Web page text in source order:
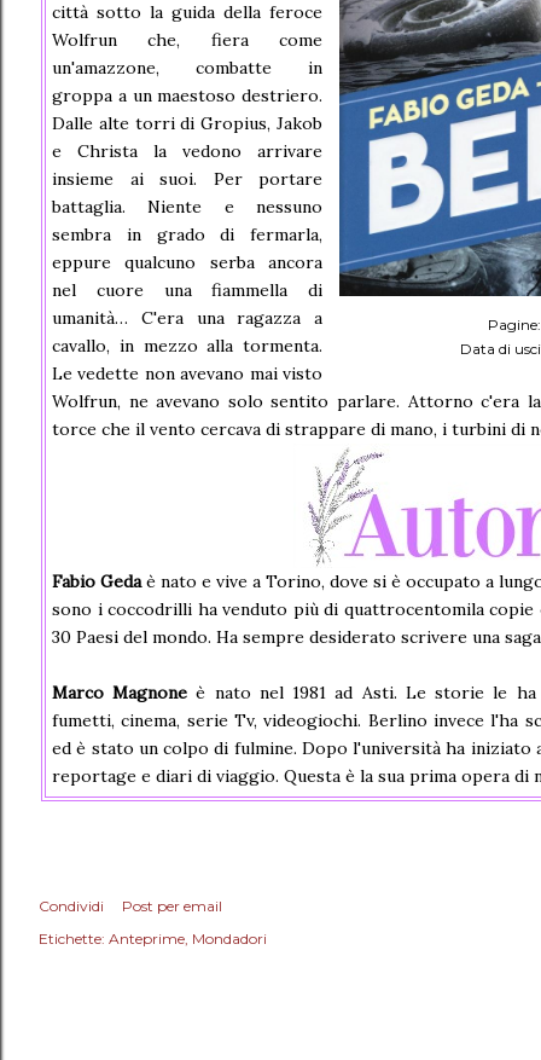
Data di
città sotto la guida della feroce
Wolfrun che, fiera come
un'amazzone, combatte in
groppa a un maestoso destriero.
Dalle alte torri di Gropius, Jakob
e Christa la vedono arrivare
insieme ai suoi. Per portare
battaglia. Niente e nessuno
sembra in grado di fermarla,
eppure qualcuno serba ancora
nel cuore una fiammella di
umanità… C'era una ragazza a
cavallo, in mezzo alla tormenta.
Le vedette non avevano mai visto
Wolfrun, ne avevano solo sentito parlare. Attorno c'era
torce che il vento cercava di strappare di mano, i turbini di
Fabio Gedaè nato e vive a Torino, dove si è occupato a
sono i coccodrilli ha venduto più di quattrocentomila
30 Paesi del mondo. Ha sempre desiderato scrivere una
Marco Magnone è nato nel 1981 ad Asti. Le storie le
fumetti, cinema, serie Tv, videogiochi. Berlino invece l'ha
ed è stato un colpo di fulmine. Dopo l'università ha iniziato
reportage e diari di viaggio. Questa è la sua prima opera di
Condividi
Post per email
Etichette: Anteprime Mondadori